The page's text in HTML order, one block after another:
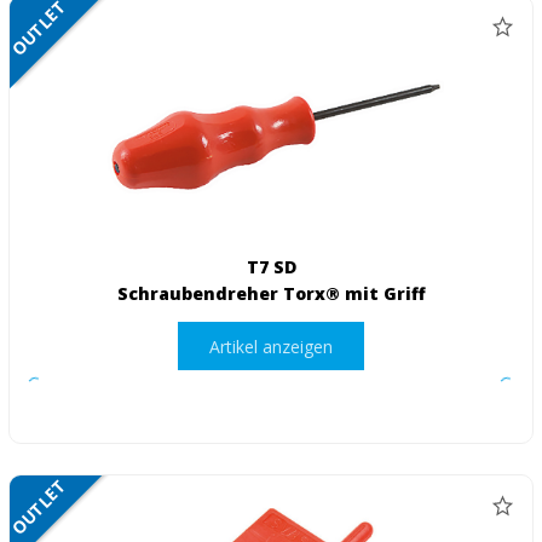
NETTO
OUTLET
T7 SD
Schraubendreher Torx® mit Griff
Artikel anzeigen
NETTO
OUTLET